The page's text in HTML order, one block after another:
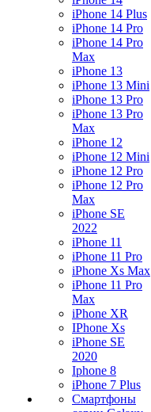
iPhone 14 Plus
iPhone 14 Pro
iPhone 14 Pro
Max
iPhone 13
iPhone 13 Mini
iPhone 13 Pro
iPhone 13 Pro
Max
iPhone 12
iPhone 12 Mini
iPhone 12 Pro
iPhone 12 Pro
Max
iPhone SE
2022
iPhone 11
iPhone 11 Pro
iPhone Xs Max
iPhone 11 Pro
Max
iPhone XR
IPhone Xs
iPhone SE
2020
Iphone 8
iPhone 7 Plus
Смартфоны